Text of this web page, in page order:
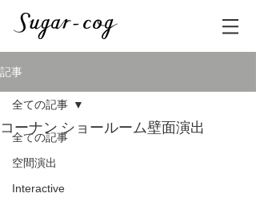
記事
全ての記事
空間演出
Interactive
全ての記事
コーナン ショールーム壁面演出